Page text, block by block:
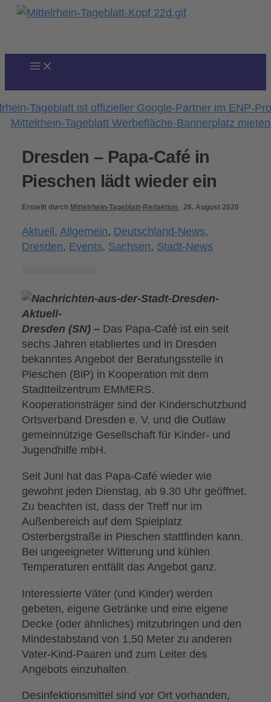
Zum
Dresden – Papa-Café in
Pieschen lädt wieder ein
Erstellt durch Mittelrhein-Tageblatt-Redaktion 26. August 2020
Aktuell,Allgemein, Deutschland-News,
Dresden, Events, Sachsen, Stadt-News
Dresden (SN) – Das Papa-Café ist ein seit
sechs Jahren etabliertes und in Dresden
bekanntes Angebot der Beratungsstelle in
Pieschen (BiP) in Kooperation mit dem
Stadtteilzentrum EMMERS.
Kooperationsträger sind der Kinderschutzbund
Ortsverband Dresden e. V. und die Outlaw
gemeinnützige Gesellschaft für Kinder- und
Jugendhilfe mbH.
Seit Juni hat das Papa-Café wieder wie
gewohnt jeden Dienstag, ab 9.30 Uhr geöffnet.
Zu beachten ist, dass der Treff nur im
Außenbereich auf dem Spielplatz
Osterbergstraße in Pieschen stattfinden kann.
Bei ungeeigneter Witterung und kühlen
Temperaturen entfällt das Angebot ganz.
Interessierte Väter (und Kinder) werden
gebeten, eigene Getränke und eine eigene
Decke (oder ähnliches) mitzubringen und den
Mindestabstand von 1,50 Meter zu anderen
Vater-Kind-Paaren und zum Leiter des
Angebots einzuhalten.
Desinfektionsmittel sind vor Ort vorhanden,